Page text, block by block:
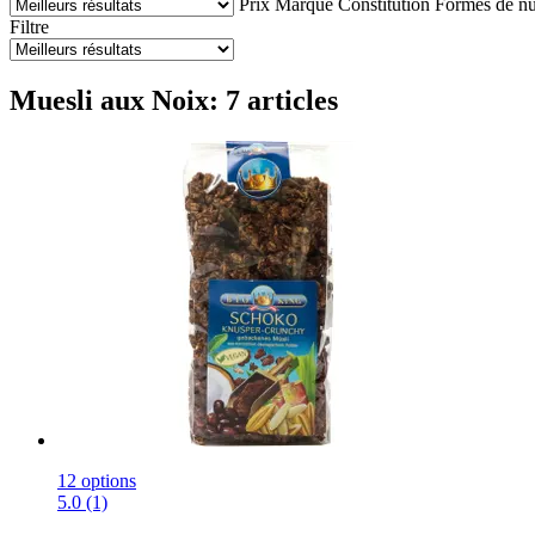
Filtre
Muesli aux Noix: 7 articles
12 options
5.0 (1)